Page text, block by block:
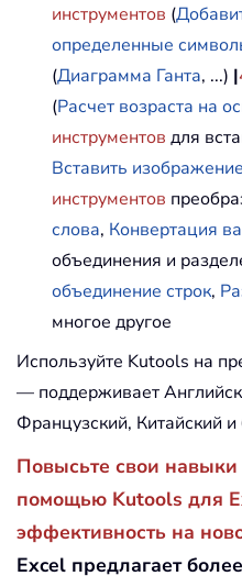
инструментов (
определенные
(Диаграмма Ганта, ...) |
(Расчет возраста на
инструментов для
Вставить
инструментов
слова, Конвертация
объединения и
объединение строк,
многое другое
Используйте Kutools на
— поддерживает
Французский, Китайский
Повысьте свои
помощью Kutools для
эффективность на
Excel предлагает